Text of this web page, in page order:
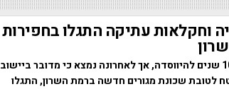
וחקלאות עתיקה התגלו בחפירות
אמנם רמת השרון חוגגת בקרוב 100 שנים להיווסדה, אך לאחרונה נמצא כי מדובר ביישוב
לטובת שכונת מגורים חדשה ברמת השרון, התגלו